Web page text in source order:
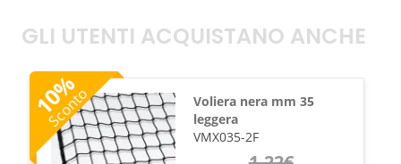
GLI UTENTI ACQUISTANO ANCHE
10
%
Sconto
Voliera nera mm 35
leggera
VMX035-2F